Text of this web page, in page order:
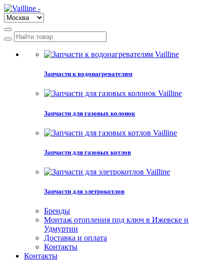
Запчасти к водонагревателям
Запчасти для газовых колонок
Запчасти для газовых котлов
Запчасти для элетрокотлов
Бренды
Монтаж отопления под ключ в Ижевске и
Удмуртии
Доставка и оплата
Контакты
Контакты